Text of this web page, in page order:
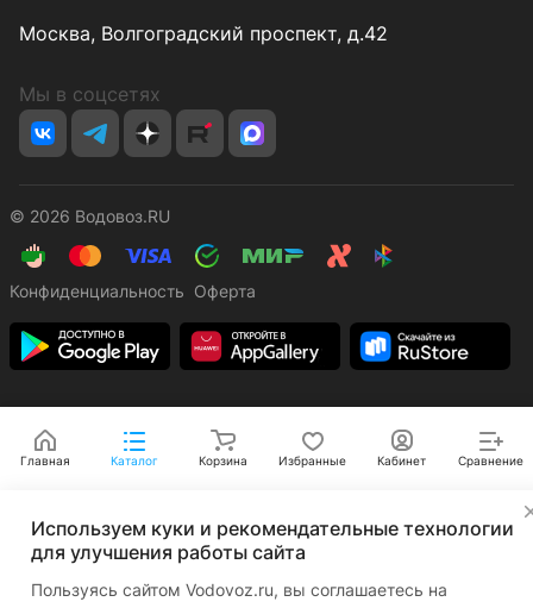
Москва, Волгоградский проспект, д.42
Мы в соцсетях
© 2026 Водовоз.RU
Конфиденциальность Оферта
Главная Каталог Корзина Избранные Кабинет Сравнение
Используем куки и рекомендательные технологии
для улучшения работы сайта
Пользуясь сайтом Vodovoz.ru, вы соглашаетесь на